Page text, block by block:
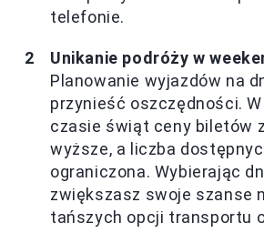
telefonie.
Unikanie podróży w
Planowanie wyjazdów na
przynieść oszczędności.
czasie świąt ceny biletów
wyższe, a liczba
ograniczona. Wybierając
zwiększasz swoje szanse
tańszych opcji transportu